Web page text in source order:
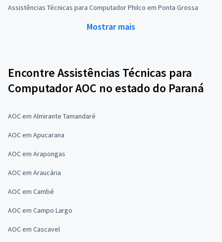
Assistências Técnicas para Computador Philco em Ponta Grossa
Mostrar mais
Encontre Assistências Técnicas para
Computador AOC no estado do Paraná
AOC em Almirante Tamandaré
AOC em Apucarana
AOC em Arapongas
AOC em Araucária
AOC em Cambé
AOC em Campo Largo
AOC em Cascavel